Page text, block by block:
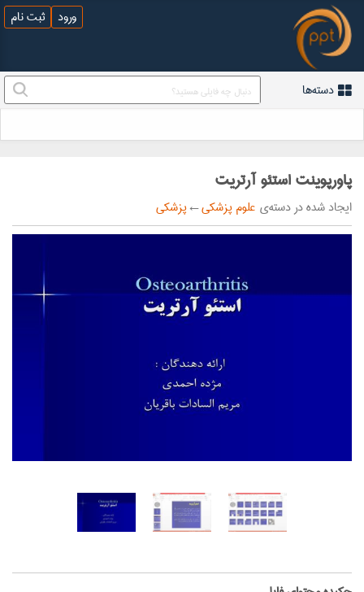
ورود ثبت نام
دسته‌ها
پاورپوینت استئو آرتریت
ایجاد شده در دسته‌ی علوم پزشکی←پزشکی